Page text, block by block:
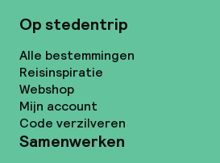
Op stedentrip
Alle bestemmingen
Reisinspiratie
Webshop
Mijn account
Code verzilveren
Samenwerken